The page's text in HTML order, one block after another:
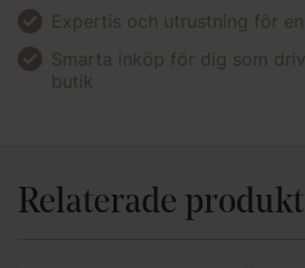
Expertis och utrustning för
Smarta inköp för dig som
butik
Relaterade